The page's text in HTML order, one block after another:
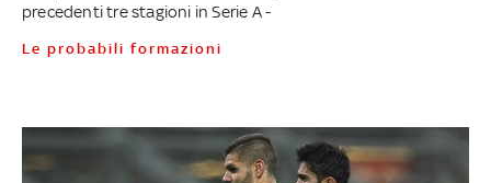
precedenti tre stagioni in Serie A -
Le probabili formazioni